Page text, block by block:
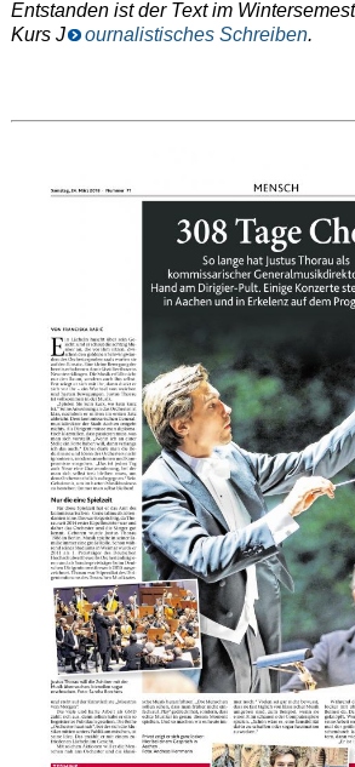
Entstanden ist der Text im
Kurs J
ournalistisches Schreiben.